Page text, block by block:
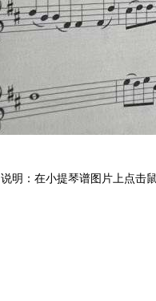
说明：在小提琴谱图片上点击